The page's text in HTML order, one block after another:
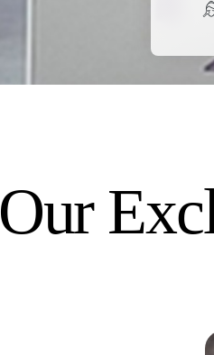
Our